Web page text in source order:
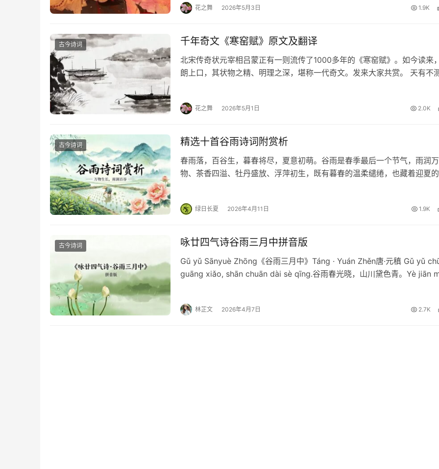
花之舞 2026年5月3日 1.9K
古今诗词 千年奇文《寒窑赋》原文及翻译
北宋传奇状元宰相吕蒙正有一则流传了1000多年的《寒窑赋》。如今读来
朗上口，其状物之精、明理之深，堪称一代奇文。发来大家共赏。 天有不
花之舞 2026年5月1日 2.0K
古今诗词 精选十首谷雨诗词附赏析
春雨落，百谷生，暮春将尽，夏意初萌。谷雨是春季最后一个节气，雨润万
物、茶香四溢、牡丹盛放、浮萍初生，既有暮春的温柔缱绻，也藏着迎夏
绿日长夏 2026年4月11日 1.9K
古今诗词 咏廿四气诗谷雨三月中拼音版
Gǔ yǔ Sānyuè Zhōng《谷雨三月中》Táng · Yuán Zhěn唐·元稹 Gǔ yǔ
guāng xiǎo, shān chuān dài sè qīng.谷雨春光晓，山川黛色青。Yè jiān
林芷文 2026年4月7日 2.7K